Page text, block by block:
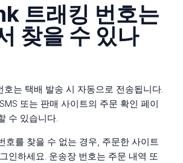
트래킹 번호는
찾을 수 있나
호는 택배 발송 시 자동으로 전송됩니다.
또는 판매 사이트의 주문 확인 페이
수 있습니다.
호를 찾을 수 없는 경우, 주문한 사이트
인하세요. 운송장 번호는 주문 내역 또